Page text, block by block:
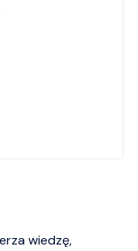
wiedzę,